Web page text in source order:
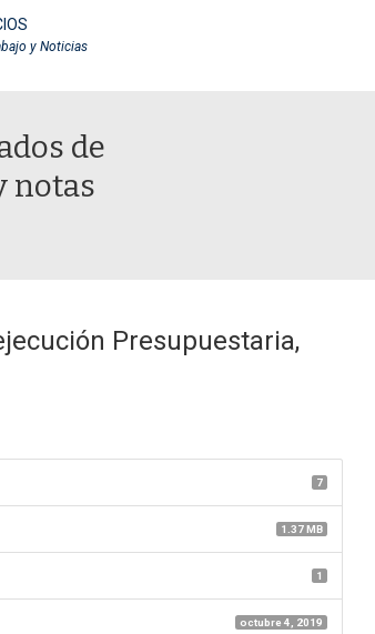
y Noticias
de
notas
Presupuestaria,
7
1.37 MB
1
octubre 4, 2019